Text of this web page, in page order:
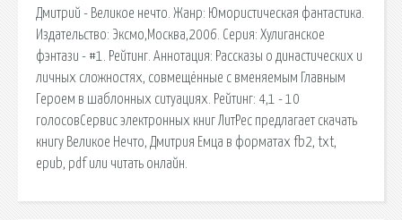
Дмитрий - Великое нечто. Жанр: Юмористическая фантастика.
Издательство: Эксмо,Москва,2006. Серия: Хулиганское
фэнтази - #1. Рейтинг. Аннотация: Рассказы о династических и
личных сложностях, совмещённые с вменяемым Главным
Героем в шаблонных ситуациях. Рейтинг: 4,1 - 10
голосовСервис электронных книг ЛитРес предлагает скачать
книгу Великое Нечто, Дмитрия Емца в форматах fb2, txt,
epub, pdf или читать онлайн.